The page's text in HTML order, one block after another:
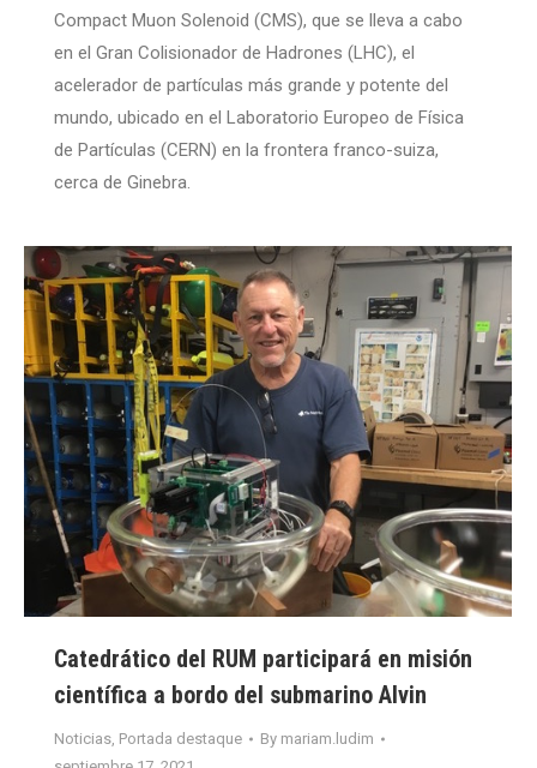
Compact Muon Solenoid (CMS), que se lleva a cabo
en el Gran Colisionador de Hadrones (LHC), el
acelerador de partículas más grande y potente del
mundo, ubicado en el Laboratorio Europeo de Física
de Partículas (CERN) en la frontera franco-suiza,
cerca de Ginebra.
Catedrático del RUM participará en misión
científica a bordo del submarino Alvin
Noticias, Portada destaque By mariam.ludim